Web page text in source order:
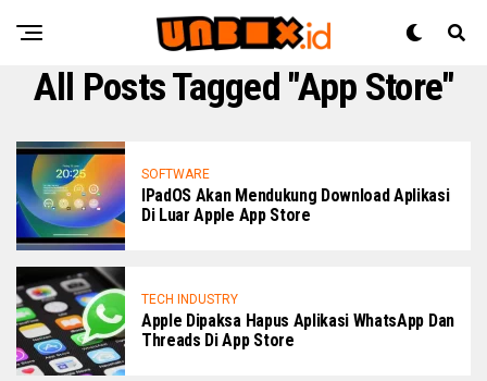
All Posts Tagged "App Store"
SOFTWARE
IPadOS Akan Mendukung Download Aplikasi
Di Luar Apple App Store
TECH INDUSTRY
Apple Dipaksa Hapus Aplikasi WhatsApp Dan
Threads Di App Store